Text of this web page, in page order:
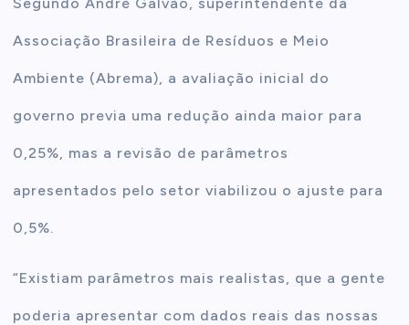
Associação Brasileira de Resíduos e Meio
Ambiente (Abrema), a avaliação inicial do
governo previa uma redução ainda maior para
0,25%, mas a revisão de parâmetros
apresentados pelo setor viabilizou o ajuste para
0,5%.
“Existiam parâmetros mais realistas, que a gente
poderia apresentar com dados reais das nossas